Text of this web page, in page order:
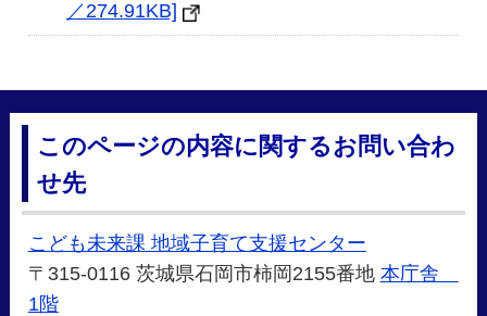
／274.91KB]
このページの内容に関するお問い合わ
せ先
こども未来課 地域子育て支援センター
〒315-0116 茨城県石岡市柿岡2155番地 本庁舎
1階